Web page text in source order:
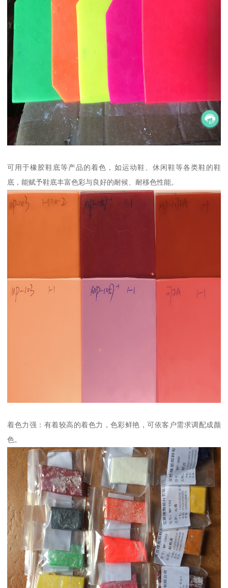
可用于橡胶鞋底等产品的着色，如运动鞋、休闲鞋等各类鞋的鞋
底，能赋予鞋底丰富色彩与良好的耐候、耐移色性能。
着色力强：有着较高的着色力，色彩鲜艳，可依客户需求调配成颜
色。